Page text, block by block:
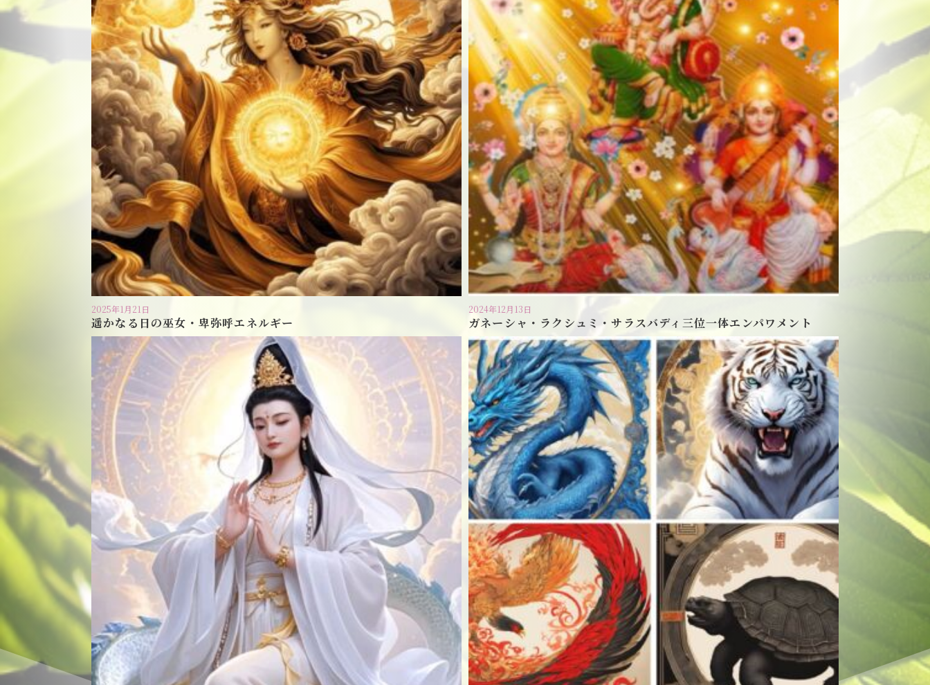
2025年1月21日
遥かなる日の巫女・卑弥呼エネルギー
2024年12月13日
ガネーシャ・ラクシュミ・サラスバディ三位一体エンパワメント